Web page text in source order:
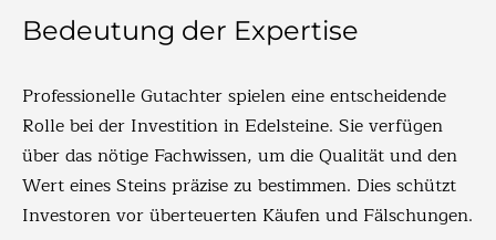
Bedeutung der Expertise
Professionelle Gutachter spielen eine entscheidende
Rolle bei der Investition in Edelsteine. Sie verfügen
über das nötige Fachwissen, um die Qualität und den
Wert eines Steins präzise zu bestimmen. Dies schützt
Investoren vor überteuerten Käufen und Fälschungen.